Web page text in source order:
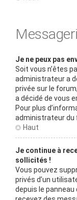
Je ne peux pas
Soit vous n’êtes
administrateur a
privée sur le
a décidé de vous
Pour plus
administrateur du
Haut
Je continue à
sollicités !
Vous pouvez
privés d’un
depuis le panneau